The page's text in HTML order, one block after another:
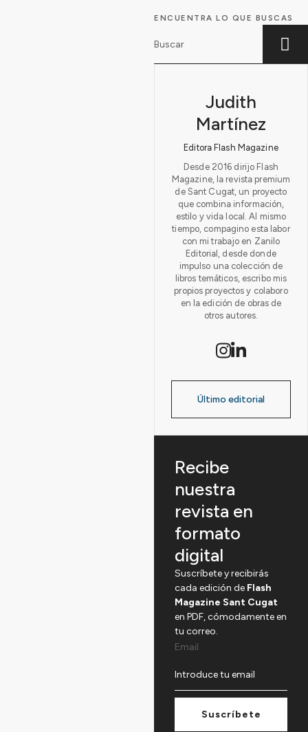
ENCUENTRA LO QUE BUSCAS
Judith
Martínez
Editora Flash Magazine
Desde 2016 dirijo Flash
Magazine, la revista premium
de Sant Cugat, un proyecto
que combina información,
estilo y vida local. Al mismo
tiempo, compagino esta labor
con mi trabajo en Zanilo
Editorial, desde donde
impulso una colección de
libros temáticos, escribo mis
propios proyectos y colaboro
en la edición de obras de
otros autores.
Último editorial
Recibe
nuestra
revista en
formato
digital
Suscríbete y recibirás
cada edición de Flash
Magazine Sant Cugat
en PDF, cómodamente en
tu correo.
Email
Suscríbete